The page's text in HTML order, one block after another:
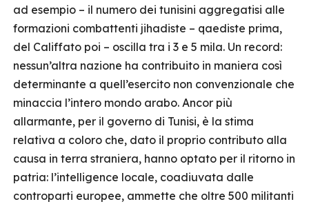
ad esempio – il numero dei tunisini aggregatisi alle
formazioni combattenti jihadiste – qaediste prima,
del Califfato poi – oscilla tra i 3 e 5 mila. Un record:
nessun’altra nazione ha contribuito in maniera così
determinante a quell’esercito non convenzionale che
minaccia l’intero mondo arabo. Ancor più
allarmante, per il governo di Tunisi, è la stima
relativa a coloro che, dato il proprio contributo alla
causa in terra straniera, hanno optato per il ritorno in
patria: l’intelligence locale, coadiuvata dalle
controparti europee, ammette che oltre 500 militanti